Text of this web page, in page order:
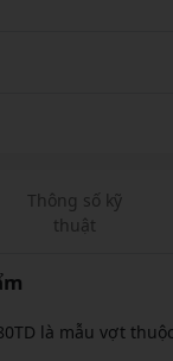
Thông số kỹ
thuật
là mẫu vợt